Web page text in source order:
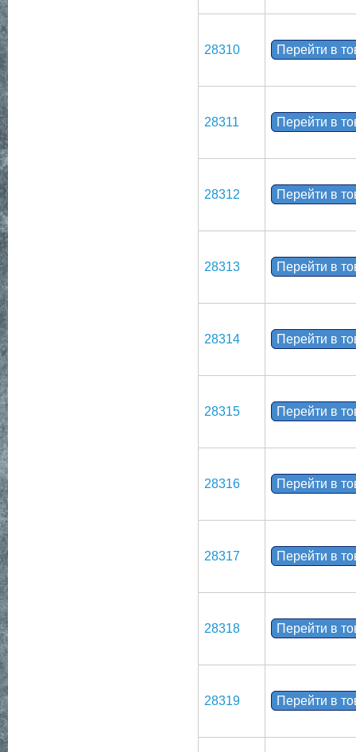
28310 Перейти в
28311 Перейти в
28312 Перейти в
28313 Перейти в
28314 Перейти в
28315 Перейти в
28316 Перейти в
28317 Перейти в
28318 Перейти в
28319 Перейти в